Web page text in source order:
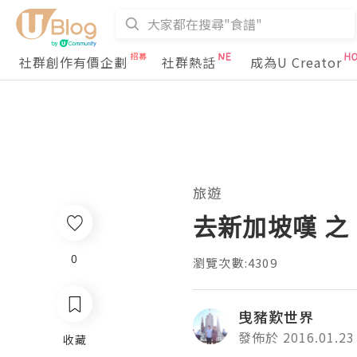
社群創作有價企劃 社群熱話 成為U Creator
0
收藏
旅遊
去新加坡嘆
瀏覽次數:4309
曳豬歎世界
發佈於 2016.01.23